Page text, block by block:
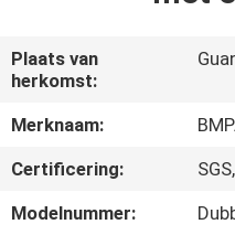
ONS
Plaats van
herkomst:
Merknaam:
Certificering:
Modelnummer: